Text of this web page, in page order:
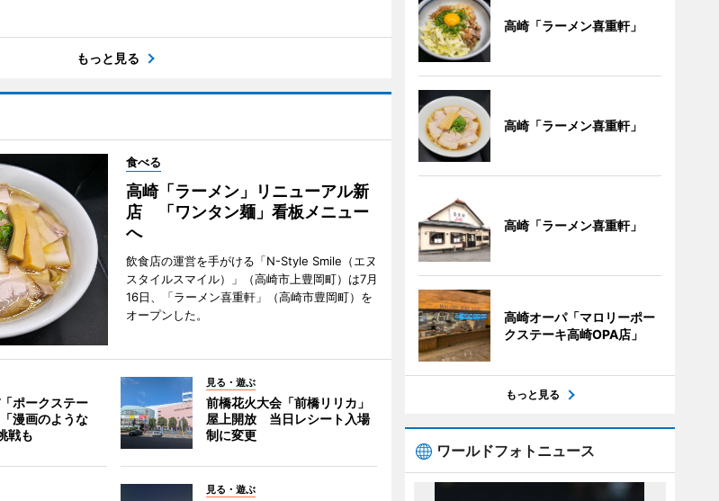
もっと見る
食べる
高崎「ラーメン」リニューアル新
店 「ワンタン麺」看板メニュー
へ
飲食店の運営を手がける「N-Style Smile（エヌ
スタイルスマイル）」（高崎市上豊岡町）は7月
16日、「ラーメン喜重軒」（高崎市豊岡町）を
オープンした。
ポークステー
漫画のような
戦も
見る・遊ぶ
前橋花火大会「前橋リリカ」
屋上開放 当日レシート入場
制に変更
見る・遊ぶ
高崎「ラーメン喜重軒」
高崎「ラーメン喜重軒」
高崎「ラーメン喜重軒」
高崎オーパ「マロリーポー
クステーキ高崎OPA店」
もっと見る
ワールドフォトニュース